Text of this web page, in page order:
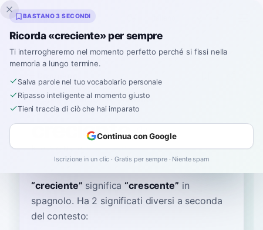
Inklingo
Home›Spagnolo›Dizionario›creciente
creciente
kre-SYEN-te kɾeˈsjente
“creciente” significa “crescente” in
spagnolo. Ha 2 significati diversi a seconda
del contesto:
BASTANO 3 SECONDI
Ricorda «creciente» per sempre
Ti interrogheremo nel momento perfetto perché si fissi nella
memoria a lungo termine.
Salva parole nel tuo vocabolario personale
Ripasso intelligente al momento giusto
Tieni traccia di ciò che hai imparato
Continua con Google
Iscrizione in un clic · Gratis per sempre · Niente spam